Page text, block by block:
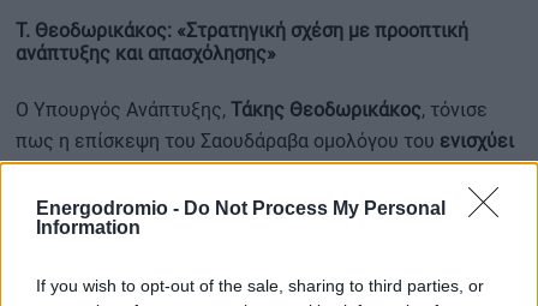
Energodromio - Do Not Process My Personal
Information
If you wish to opt-out of the sale, sharing to third parties, or
Τ. Θεοδωρικάκος: «Στρατηγική σχέση με προοπτική
ανάπτυξης και απασχόλησης»
Ο Υπουργός Ανάπτυξης, Τάκης Θεοδωρικάκος, τόνισε
πως η επίσκεψη του Σαουδάραβα ομολόγου του ενισχύει
ουσιαστικά τις ήδη ισχυρές και δημιουργικές σχέσεις
των δύο χωρών.
Όπως ανέφερε, η συνάντηση με εκπροσώπουςμεγάλων